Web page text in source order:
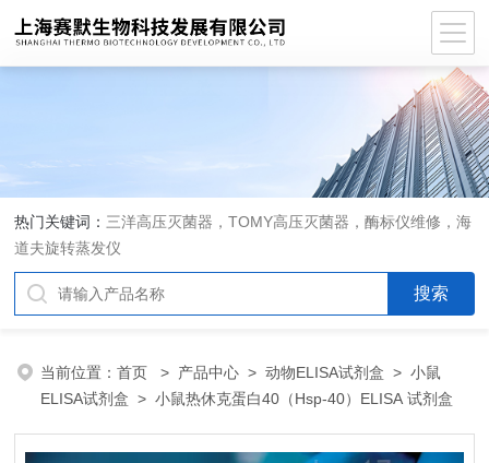
热门关键词： 三洋高压灭菌器，TOMY高压灭菌器，酶标仪维修，海
道夫旋转蒸发仪
当前位置：首页 > 产品中心 >动物ELISA试剂盒 >小鼠
ELISA试剂盒 > 小鼠热休克蛋白40（Hsp-40）ELISA 试剂盒